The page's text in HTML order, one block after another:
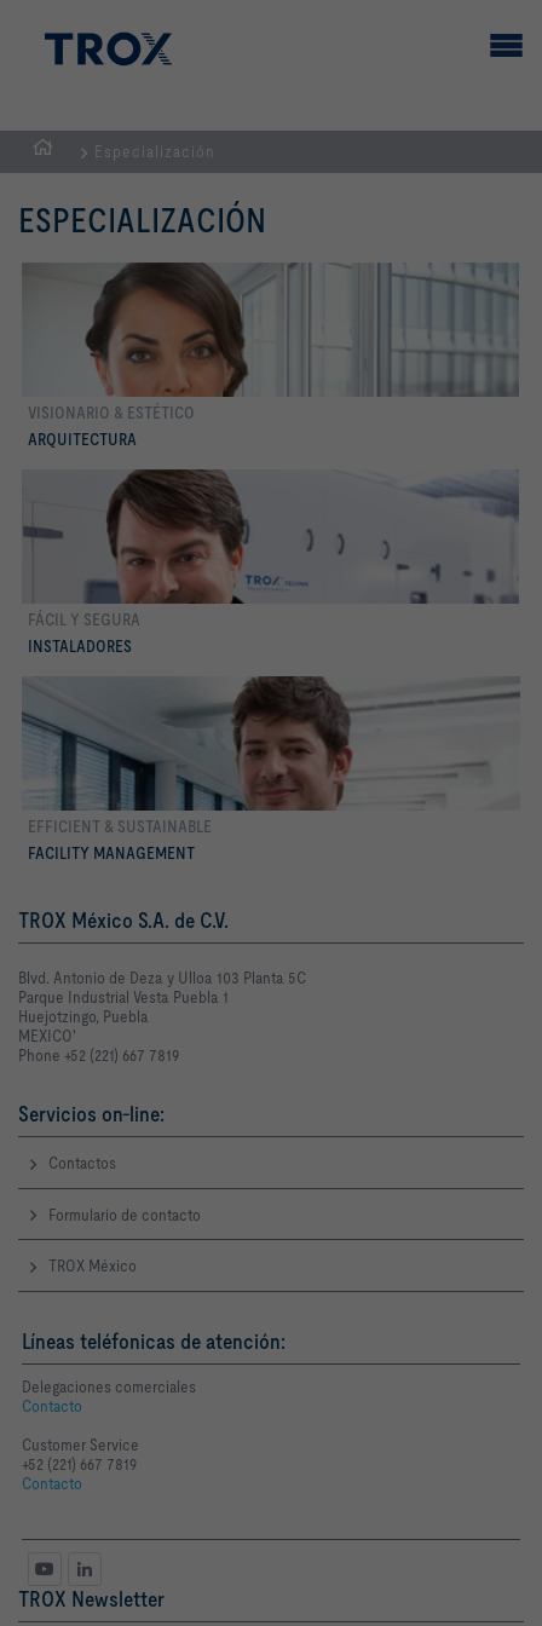
PÁGINA
PRINCIPAL
Especialización
ESPECIALIZACIÓN
VISIONARIO & ESTÉTICO
ARQUITECTURA
Conocer más
FÁCIL Y SEGURA
INSTALADORES
Conocer más
EFFICIENT & SUSTAINABLE
FACILITY MANAGEMENT
Conocer más
TROX México S.A. de C.V.
Blvd. Antonio de Deza y Ulloa 103 Planta 5C
Parque Industrial Vesta Puebla 1
Huejotzingo, Puebla
MEXICO'
Phone +52 (221) 667 7819
Servicios on-line:
Contactos
Formulario de contacto
TROX México
Líneas teléfonicas de atención:
Delegaciones comerciales
Contacto
Customer Service
+52 (221) 667 7819
Contacto
TROX Newsletter